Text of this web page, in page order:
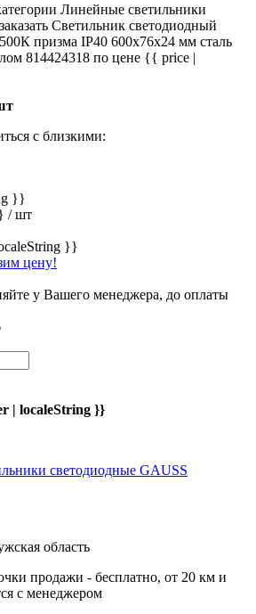
Линейные светильники
Светильник светодиодный
призма IP40 600x76x24 мм сталь
814424318 по цене {{ price |
с близкими:
}}
/ шт
}}
цену!
у Вашего менеджера, до оплаты
| localeString }}
светодиодные GAUSS
область
продажи - бесплатно, от 20 км и
с менеджером